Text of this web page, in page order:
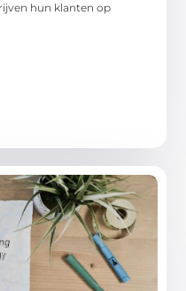
hun klanten op